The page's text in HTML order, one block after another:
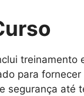
treinamento
para
segurança até